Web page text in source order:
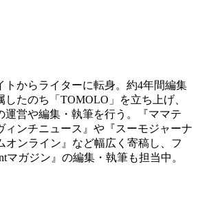
トからライターに転身。約4年間編集
たのち「TOMOLO」を立ち上げ、
運営や編集・執筆を行う。『ママテ
ィンチニュース』や『スーモジャーナ
オンライン』など幅広く寄稿し、フ
マガジン』の編集・執筆も担当中。